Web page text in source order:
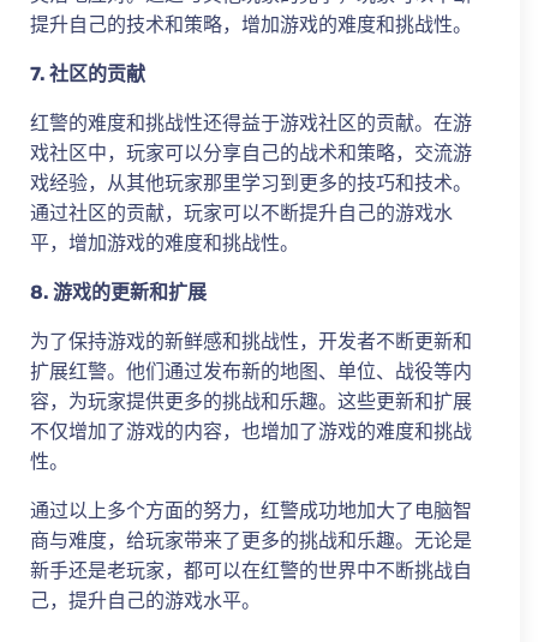
提升自己的技术和策略，增加游戏的难度和挑战性。
7. 社区的贡献
红警的难度和挑战性还得益于游戏社区的贡献。在游
戏社区中，玩家可以分享自己的战术和策略，交流游
戏经验，从其他玩家那里学习到更多的技巧和技术。
通过社区的贡献，玩家可以不断提升自己的游戏水
平，增加游戏的难度和挑战性。
8. 游戏的更新和扩展
为了保持游戏的新鲜感和挑战性，开发者不断更新和
扩展红警。他们通过发布新的地图、单位、战役等内
容，为玩家提供更多的挑战和乐趣。这些更新和扩展
不仅增加了游戏的内容，也增加了游戏的难度和挑战
性。
通过以上多个方面的努力，红警成功地加大了电脑智
商与难度，给玩家带来了更多的挑战和乐趣。无论是
新手还是老玩家，都可以在红警的世界中不断挑战自
己，提升自己的游戏水平。